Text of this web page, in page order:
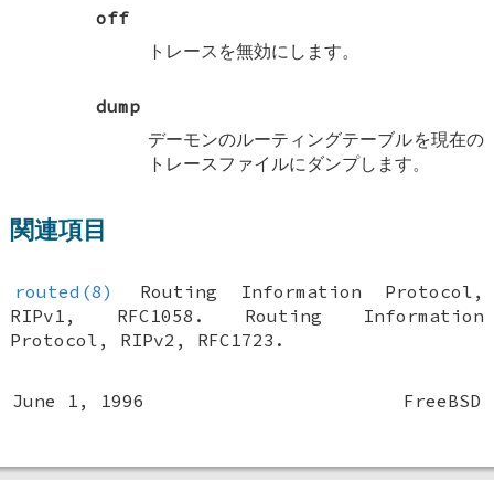
off
トレースを無効にします。
dump
デーモンのルーティングテーブルを現在の
トレースファイルにダンプします。
関連項目
routed(8)
Routing Information Protocol,
RIPv1 , RFC1058 .
Routing Information
Protocol, RIPv2 , RFC1723 .
June 1, 1996 FreeBSD